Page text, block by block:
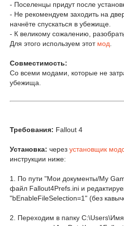
- Поселенцы придут после
- Не рекомендуем заходить на
начнёте спускаться в убежище.
- К великому сожалению,
Для этого используем этот мод
Совместимость:
Со всеми модами, которые не
убежища.
Требования: Fallout 4
Установка: через установщик
инструкции ниже:
1. По пути "Мои документы/My
файл Fallout4Prefs.ini и
"bEnableFileSelection=1" (без
2. Переходим в папку C:\Users\Имя